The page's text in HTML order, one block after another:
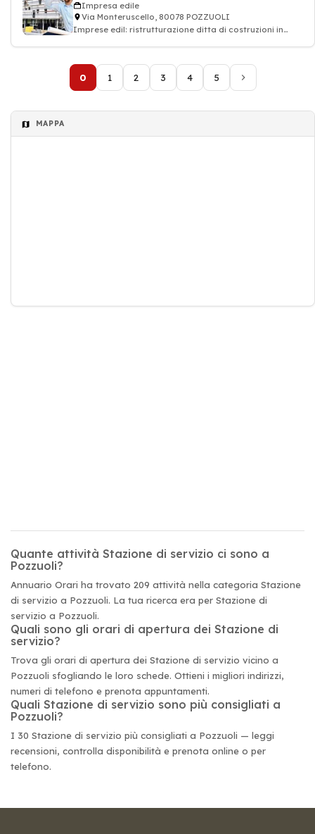
Impresa edile
Via Monteruscello, 80078 POZZUOLI
Imprese edil: ristrutturazione ditta di costruzioni in
0 1 2 3 4 5
MAPPA
Quante attività Stazione di servizio ci sono a
Pozzuoli?
Annuario Orari ha trovato 209 attività nella categoria Stazione
di servizio a Pozzuoli. La tua ricerca era per Stazione di
servizio a Pozzuoli.
Quali sono gli orari di apertura dei Stazione di
servizio?
Trova gli orari di apertura dei Stazione di servizio vicino a
Pozzuoli sfogliando le loro schede. Ottieni i migliori indirizzi,
numeri di telefono e prenota appuntamenti.
Quali Stazione di servizio sono più consigliati a
Pozzuoli?
I 30 Stazione di servizio più consigliati a Pozzuoli — leggi
recensioni, controlla disponibilità e prenota online o per
telefono.